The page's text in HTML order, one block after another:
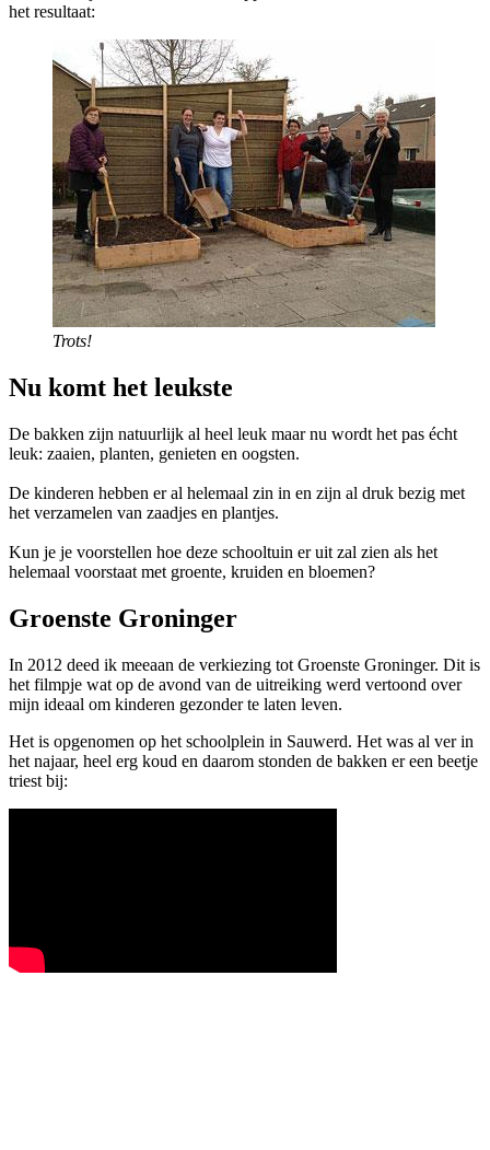
het resultaat:
Trots!
Nu komt het leukste
De bakken zijn natuurlijk al heel leuk maar nu wordt het pas écht
leuk: zaaien, planten, genieten en oogsten.
De kinderen hebben er al helemaal zin in en zijn al druk bezig met
het verzamelen van zaadjes en plantjes.
Kun je je voorstellen hoe deze schooltuin er uit zal zien als het
helemaal voorstaat met groente, kruiden en bloemen?
Groenste Groninger
In 2012 deed ik meeaan de verkiezing tot Groenste Groninger. Dit is
het filmpje wat op de avond van de uitreiking werd vertoond over
mijn ideaal om kinderen gezonder te laten leven.
Het is opgenomen op het schoolplein in Sauwerd. Het was al ver in
het najaar, heel erg koud en daarom stonden de bakken er een beetje
triest bij: